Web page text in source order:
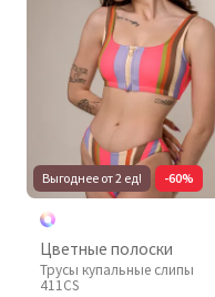
Выгоднее от 2 ед! -60%
Цветные полоски
Трусы купальные слипы
411CS